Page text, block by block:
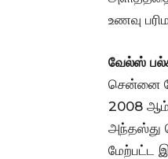
உணவு
வேல்ஸ்
சென்னை
2008 ஆம்
அந்தஸ்து
மேற்பட்ட